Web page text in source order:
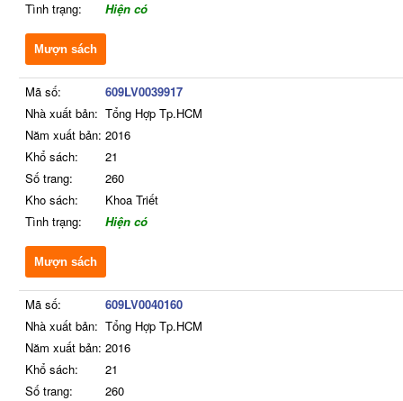
Tình trạng:
Hiện có
Mượn sách
Mã số:
609LV0039917
Nhà xuất bản: Tổng Hợp Tp.HCM
Năm xuất bản: 2016
Khổ sách:
21
Số trang:
260
Kho sách:
Khoa Triết
Tình trạng:
Hiện có
Mượn sách
Mã số:
609LV0040160
Nhà xuất bản: Tổng Hợp Tp.HCM
Năm xuất bản: 2016
Khổ sách:
21
Số trang:
260